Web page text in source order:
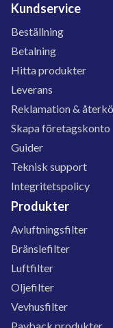
Kundservice
Beställning
Betalning
Hitta produkter
Leverans
Reklamation &
Skapa företagskonto
Guider
Teknisk support
Integritetspolicy
Produkter
Avluftningsfilter
Bränslefilter
Luftfilter
Oljefilter
Vevhusfilter